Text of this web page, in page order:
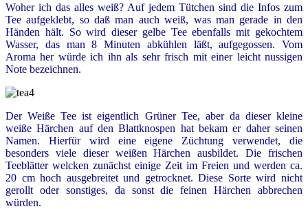
Woher ich das alles weiß? Auf jedem Tütchen sind die Infos zum
Tee aufgeklebt, so daß man auch weiß, was man gerade in den
Händen hält. So wird dieser gelbe Tee ebenfalls mit gekochtem
Wasser, das man 8 Minuten abkühlen läßt, aufgegossen. Vom
Aroma her würde ich ihn als sehr frisch mit einer leicht nussigen
Note bezeichnen.
Der Weiße Tee ist eigentlich Grüner Tee, aber da dieser kleine
weiße Härchen auf den Blattknospen hat bekam er daher seinen
Namen. Hierfür wird eine eigene Züchtung verwendet, die
besonders viele dieser weißen Härchen ausbildet. Die frischen
Teeblätter welcken zunächst einige Zeit im Freien und werden ca.
20 cm hoch ausgebreitet und getrocknet. Diese Sorte wird nicht
gerollt oder sonstiges, da sonst die feinen Härchen abbrechen
würden.